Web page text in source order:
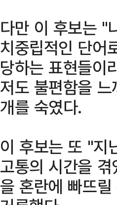
다만 이 후보는 "
치중립적인 단어
당하는 표현들이
저도 불편함을
개를 숙였다.
이 후보는 또 "지
고통의 시간을
을 혼란에 빠뜨